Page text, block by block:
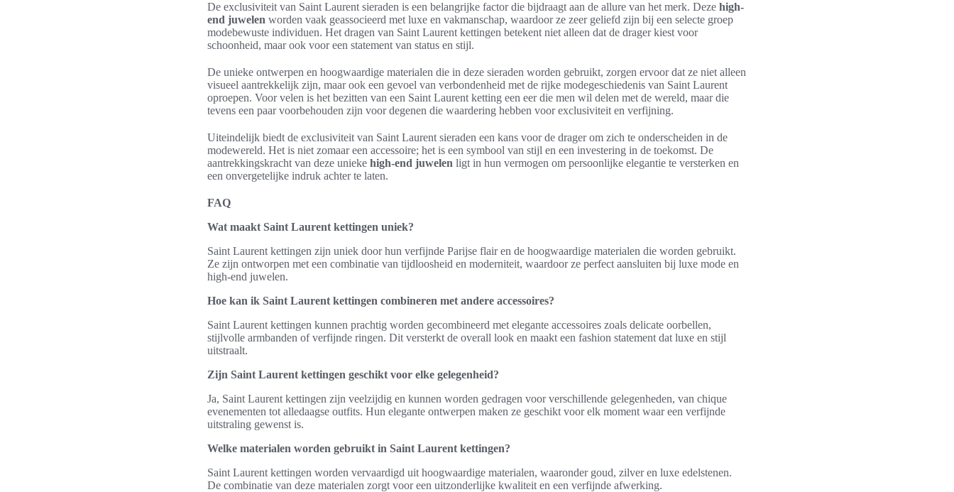
De exclusiviteit van Saint Laurent sieraden is een belangrijke factor die bijdraagt aan de allure van het merk. Deze high-
end juwelen worden vaak geassocieerd met luxe en vakmanschap, waardoor ze zeer geliefd zijn bij een selecte groep
modebewuste individuen. Het dragen van Saint Laurent kettingen betekent niet alleen dat de drager kiest voor
schoonheid, maar ook voor een statement van status en stijl.
De unieke ontwerpen en hoogwaardige materialen die in deze sieraden worden gebruikt, zorgen ervoor dat ze niet alleen
visueel aantrekkelijk zijn, maar ook een gevoel van verbondenheid met de rijke modegeschiedenis van Saint Laurent
oproepen. Voor velen is het bezitten van een Saint Laurent ketting een eer die men wil delen met de wereld, maar die
tevens een paar voorbehouden zijn voor degenen die waardering hebben voor exclusiviteit en verfijning.
Uiteindelijk biedt de exclusiviteit van Saint Laurent sieraden een kans voor de drager om zich te onderscheiden in de
modewereld. Het is niet zomaar een accessoire; het is een symbool van stijl en een investering in de toekomst. De
aantrekkingskracht van deze unieke high-end juwelen ligt in hun vermogen om persoonlijke elegantie te versterken en
een onvergetelijke indruk achter te laten.
FAQ
Wat maakt Saint Laurent kettingen uniek?
Saint Laurent kettingen zijn uniek door hun verfijnde Parijse flair en de hoogwaardige materialen die worden gebruikt.
Ze zijn ontworpen met een combinatie van tijdloosheid en moderniteit, waardoor ze perfect aansluiten bij luxe mode en
high-end juwelen.
Hoe kan ik Saint Laurent kettingen combineren met andere accessoires?
Saint Laurent kettingen kunnen prachtig worden gecombineerd met elegante accessoires zoals delicate oorbellen,
stijlvolle armbanden of verfijnde ringen. Dit versterkt de overall look en maakt een fashion statement dat luxe en stijl
uitstraalt.
Zijn Saint Laurent kettingen geschikt voor elke gelegenheid?
Ja, Saint Laurent kettingen zijn veelzijdig en kunnen worden gedragen voor verschillende gelegenheden, van chique
evenementen tot alledaagse outfits. Hun elegante ontwerpen maken ze geschikt voor elk moment waar een verfijnde
uitstraling gewenst is.
Welke materialen worden gebruikt in Saint Laurent kettingen?
Saint Laurent kettingen worden vervaardigd uit hoogwaardige materialen, waaronder goud, zilver en luxe edelstenen.
De combinatie van deze materialen zorgt voor een uitzonderlijke kwaliteit en een verfijnde afwerking.